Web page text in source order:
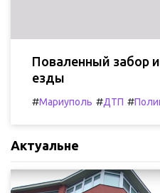
Поваленный забор
езды
#Мариуполь #ДТП #
Актуальне